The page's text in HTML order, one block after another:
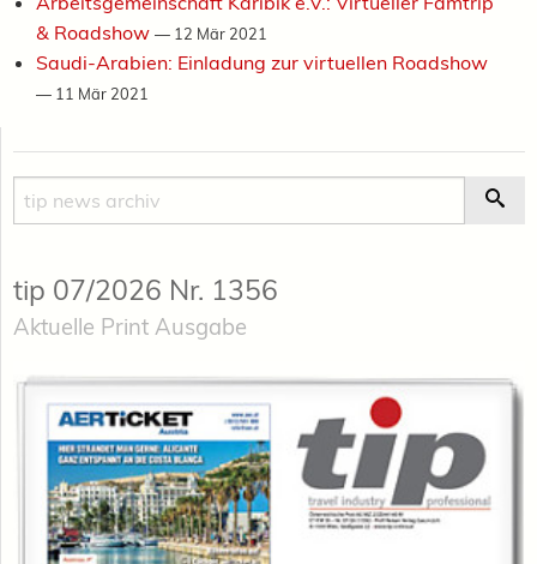
& Roadshow — 12 Mär 2021
Saudi-Arabien: Einladung zur virtuellen Roadshow
— 11 Mär 2021
Suche
tip 07/2026 Nr. 1356
Aktuelle Print Ausgabe